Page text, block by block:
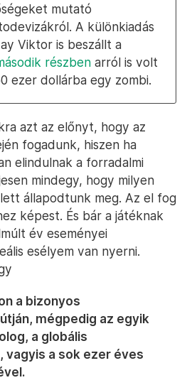
mutató
A különkiadás
Viktor is beszállt a
részben arról is volt
ezer dollárba egy zombi.
azt az előnyt, hogy az
fogadunk, hiszen ha
elindulnak a forradalmi
mindegy, hogy milyen
állapodtunk meg. Az el fog
képest. És bár a játéknak
év eseményei
esélyem van nyerni.
a bizonyos
mégpedig az egyik
a globális
vagyis a sok ezer éves